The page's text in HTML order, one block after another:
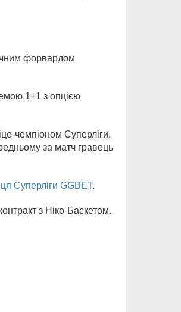
форвардом
1+1 з опцією
чемпіоном Суперліги,
за матч гравець
Суперліги GGBET.
з Ніко-Баскетом.